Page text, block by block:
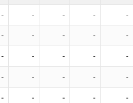
- - - - -
- - - - -
- - - - -
- - - - -
- - - - -